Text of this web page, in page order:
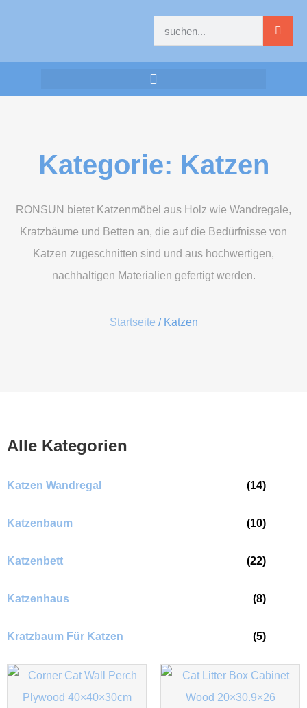
Kategorie: Katzen
RONSUN bietet Katzenmöbel aus Holz wie Wandregale,
Kratzbäume und Betten an, die auf die Bedürfnisse von
Katzen zugeschnitten sind und aus hochwertigen,
nachhaltigen Materialien gefertigt werden.
Startseite / Katzen
Alle Kategorien
Katzen Wandregal (14)
Katzenbaum (10)
Katzenbett (22)
Katzenhaus (8)
Kratzbaum Für Katzen (5)